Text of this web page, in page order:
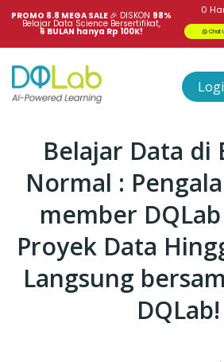
PROMO 8.8 MEGA SALE 🎉 DISKON 98%
Belajar Data Science Bersertifikat,
6 BULAN hanya Rp 100K!
0
Chat
Belajar Data di
Normal :
member
Proyek Data
Langsung
DQLab!